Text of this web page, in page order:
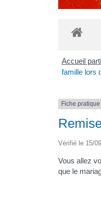
Accueil
famille lors
Fiche pratique
Vérifié le 15/
Vous allez
que le